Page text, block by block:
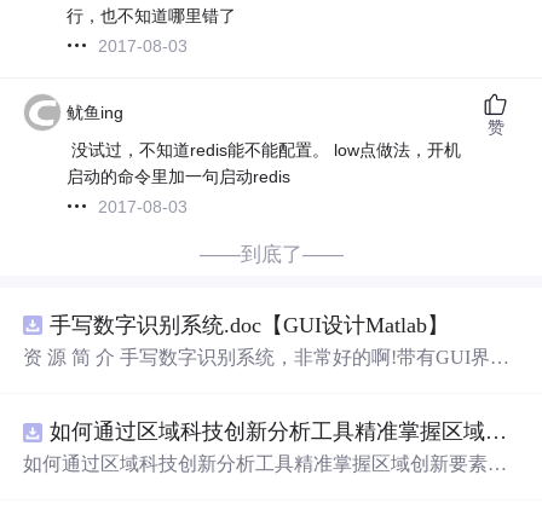
行，也不知道哪里错了
2017-08-03
鱿鱼ing
没试过，不知道redis能不能配置。 low点做法，开机
启动的命令里加一句启动redis
2017-08-03
赞
——到底了——
手写数字识别系统.doc【GUI设计Matlab】
资 源 简 介 手写数字识别系统，非常好的啊!带有GUI界
带有直观的图形用户界面（GUI），非常容易使用。你只
需要将手写数字输入系统，它将立即给出准确的识别结
如何通过区域科技创新分析工具精准掌握区域创新要素分布与产业链融合现状？.docx
如何通过区域科技创新分析工具精准掌握区域创新要素分